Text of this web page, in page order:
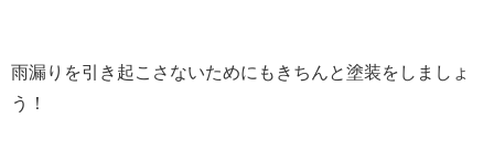
雨漏りを引き起こさないためにもきちんと塗装をしましょ
う！